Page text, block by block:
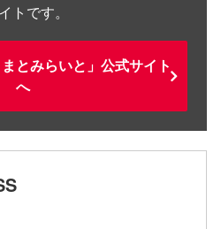
トです。
とみらいと」公式サイト
へ